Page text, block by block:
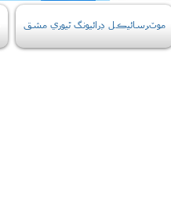
موٽرسائيڪل ڊرائيونگ ٿيوري مشق